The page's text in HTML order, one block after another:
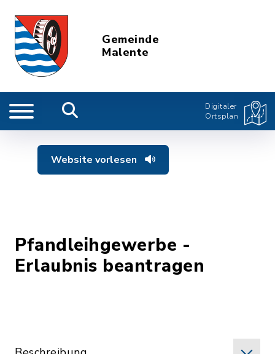
Gemeinde
Malente
Digitaler
Ortsplan
Website vorlesen
Pfandleihgewerbe -
Erlaubnis beantragen